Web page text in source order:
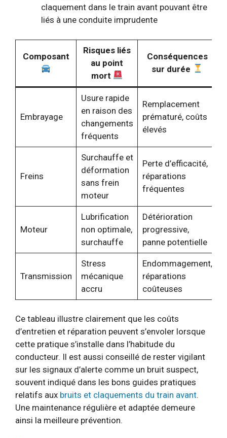
claquement dans le train avant pouvant être
liés à une conduite imprudente
Composant
Risques liés
au point
mort
Conséquences
sur durée
Embrayage
Usure rapide
en raison des
changements
fréquents
Remplacement
prématuré, coûts
élevés
Freins
Surchauffe et
déformation
sans frein
moteur
Perte d’efficacité,
réparations
fréquentes
Moteur
Lubrification
non optimale,
surchauffe
Détérioration
progressive,
panne potentielle
Transmission
Stress
mécanique
accru
Endommagement,
réparations
coûteuses
Ce tableau illustre clairement que les coûts
d’entretien et réparation peuvent s’envoler lorsque
cette pratique s’installe dans l’habitude du
conducteur. Il est aussi conseillé de rester vigilant
sur les signaux d’alerte comme un bruit suspect,
souvent indiqué dans les bons guides pratiques
relatifs aux bruits et claquements du train avant.
Une maintenance régulière et adaptée demeure
ainsi la meilleure prévention.